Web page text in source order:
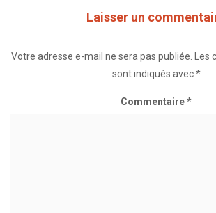
Laisser un
Votre adresse e-mail ne sera pas publiée.
sont indiqués avec*
Commentaire*